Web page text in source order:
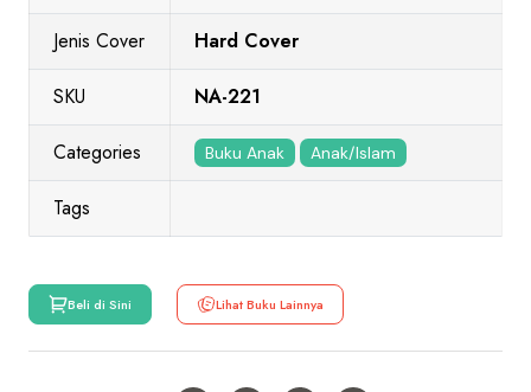
Jenis Cover Hard Cover
SKU NA-221
Categories Buku Anak Anak/Islam
Tags
Beli di Sini Lihat Buku Lainnya